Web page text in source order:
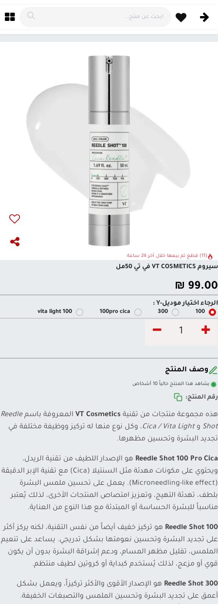
(11) قطع تم بيعها خلال آخر 24 ساعة
سيروم VT COSMETICS في تي 50مل
99.00
₪
الرجاء اختيار موديل-Y :
100
300
100pro cica
100 vita light
وصف المنتج
يشاهد هذا المنتج حالياً 10 أشخاص
رقم المنتج:
هذه مجموعة منتجات من تقنية VT Cosmetics المعروفة باسمReedle
Shot وCica / Vita Light، وكل نوع منها له تركيز ووظيفة مختلفة في
تجديد البشرة وتحسين مظهرها.
Reedle Shot 100 Pro Cica هو الإصدار اللطيف من تقنية الريدل،
ويحتوي على مكونات مهدئة مثل السنتيلا (Cica) مع تقنية الإبر الدقيقة
(Microneedling-like effect). يعمل على تحسين ملمس البشرة
بلطف، تهدئة التهيج، وتعزيز امتصاص المنتجات الأخرى، لذلك يُعتبر
مناسباً للبشرة الحساسة أو المبتدئة مع هذا النوع من العناية.
Reedle Shot 100 هو تركيز خفيف أيضاً من نفس التقنية، لكنه يركز أكثر
على تجديد البشرة وتحسين نعومتها بشكل تدريجي. يساعد على تنعيم
الملمس، تقليل مظهر المسام، ودعم إشراقة البشرة بدون أن يكون
قوي أو مزعج، لذلك يُستخدم كبداية أو كروتين لطيف منتظم.
Reedle Shot 300 هو الإصدار الأقوى والأكثر تركيزاً، ويعمل بشكل
أعمق على تجديد البشرة وتحسين الملمس والتصبغات الخفيفة.